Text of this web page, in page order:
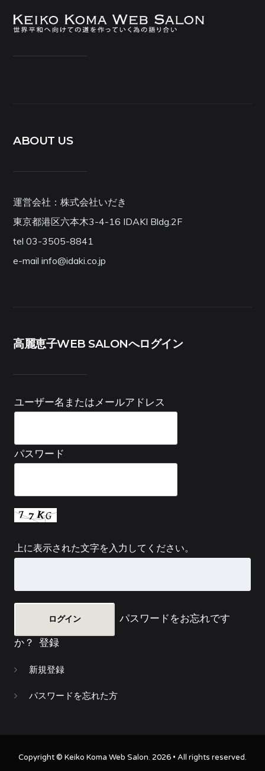
ABOUT US
運営会社：株式会社いだき
東京都港区六本木3-4-16 IDAKI Bldg.2F
tel 03-3505-8841
e-mail info@idaki.co.jp
高麗恵子WEB SALONへログイン
ユーザー名またはメールアドレス
パスワード
上に表示された文字を入力してください。
パスワードをお忘れです
か？ 登録
新規登録
パスワードを忘れた方
Copyright © Keiko Koma Web Salon. 2026 • All rights reserved.